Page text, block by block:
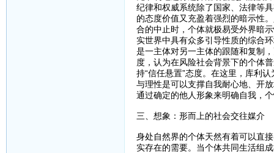
纪律和权威系统除了国家、法律等
的态度价值又充盈着强烈的暗示性
合的中止时，个体就极易受外界暗
实世界中具有众多引导性质的综合
是一主体对另一主体的跟随和复制
度，认为在风险社会背景下的个体
持“信任悬置”态度。在这里，库利
与理性是可以支撑自我耐心地、开
通过确定的他人形象来明确自我，
三、想象：形而上的社会交往媒介
身处自然界的个体天然有着可以直
实存在的需要。当个体共同生活组